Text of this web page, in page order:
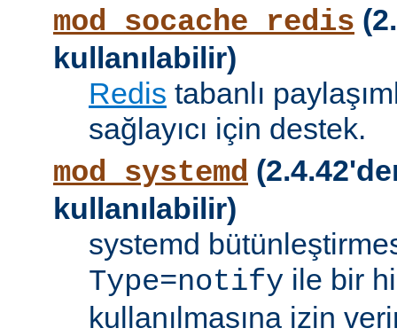
mod_socache_redis
kullanılabilir)
Redis tabanlı
sağlayıcı için destek.
mod_systemd
kullanılabilir)
systemd
Type=notify ile bir
kullanılmasına izin